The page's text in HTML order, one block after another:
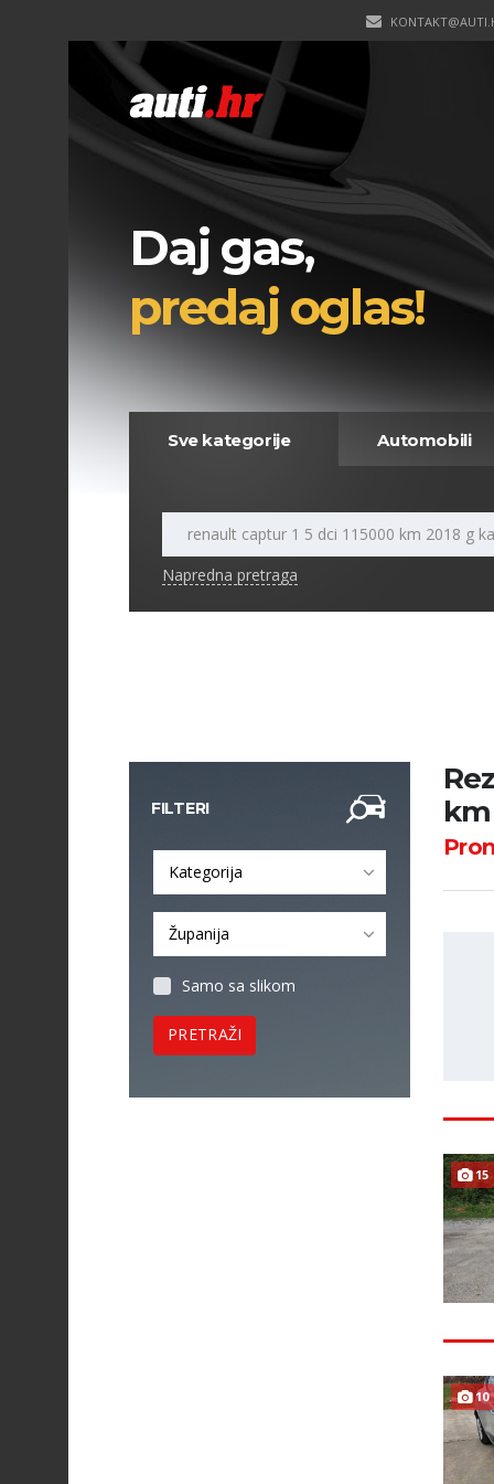
Daj gas,
predaj oglas!
Sve kategorije Automobili
Napredna pretraga
FILTERI
Kategorija
Županija
Samo sa slikom
PRETRAŽI
km
15
10